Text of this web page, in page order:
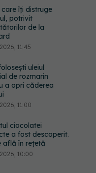
îți distruge
potrivit
de la
11:45
uleiul
de rozmarin
a opri căderea
11:00
ciocolatei
a fost descoperit.
află în rețetă
10:00